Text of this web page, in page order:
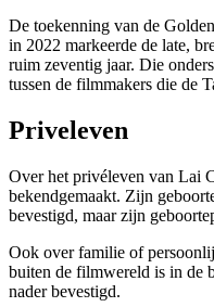
De toekenning van de
in 2022 markeerde de late,
ruim zeventig jaar. Die
tussen de filmmakers die de
Priveleven
Over het privéleven van Lai
bekendgemaakt. Zijn
bevestigd, maar zijn
Ook over familie of
buiten de filmwereld is in de
nader bevestigd.